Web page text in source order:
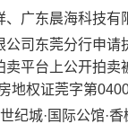
广东晨海科技有
司东莞分行申
平台上公开拍卖
地权证莞字第
纪城· 国际公馆·香